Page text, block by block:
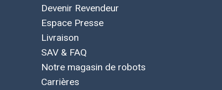
Devenir Revendeur
Espace Presse
Livraison
SAV & FAQ
Notre magasin de robots
Carrières